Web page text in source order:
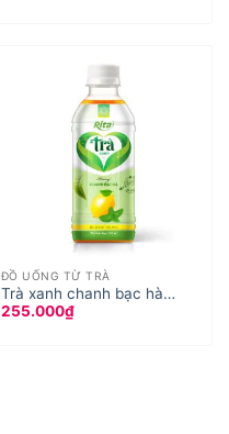
ĐỒ UỐNG TỪ TRÀ
Trà xanh chanh bạc hà
350ml
255.000₫